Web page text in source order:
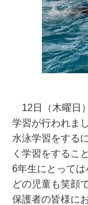
12日（木曜日
学習が行われまし
水泳学習をする
く学習をするこ
6年生にとっては
どの児童も笑顔
保護者の皆様に